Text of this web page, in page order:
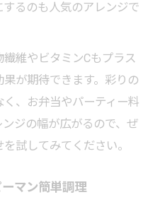
味対策とコツ紹介
るのも人気のアレンジで
維やビタミンCもプラス
が期待できます。彩りの
、お弁当やパーティー料
ジの幅が広がるので、ぜ
試してみてください。
マン簡単調理